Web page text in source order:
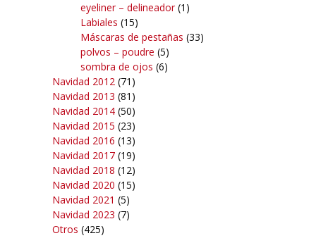
eyeliner – delineador(1)
Labiales (15)
Máscaras de pestañas (33)
polvos – poudre (5)
sombra de ojos (6)
Navidad 2012 (71)
Navidad 2013 (81)
Navidad 2014 (50)
Navidad 2015 (23)
Navidad 2016 (13)
Navidad 2017 (19)
Navidad 2018 (12)
Navidad 2020 (15)
Navidad 2021 (5)
Navidad 2023 (7)
Otros (425)